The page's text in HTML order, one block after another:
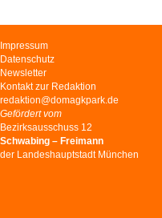
Navigation
überspringen
Impressum
Datenschutz
Newsletter
Kontakt zur Redaktion
redaktion@domagkpark.de
Gefördert vom
Bezirksausschuss 12
Schwabing – Freimann
der Landeshauptstadt München